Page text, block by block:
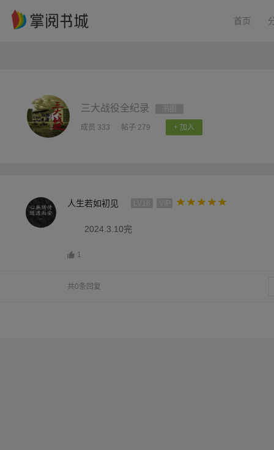
首页
三大战役全纪录
成员 333 帖子 279 + 加入
人生若如初见
2024.3.10完
1
共0条回复